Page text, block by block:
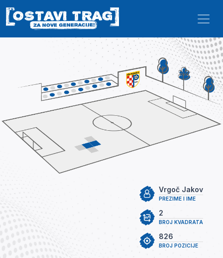
Skip to main content
PREZIME I IME
Vrgoč Jakov
BROJ KVADRATA
2
BROJ POZICIJE
826